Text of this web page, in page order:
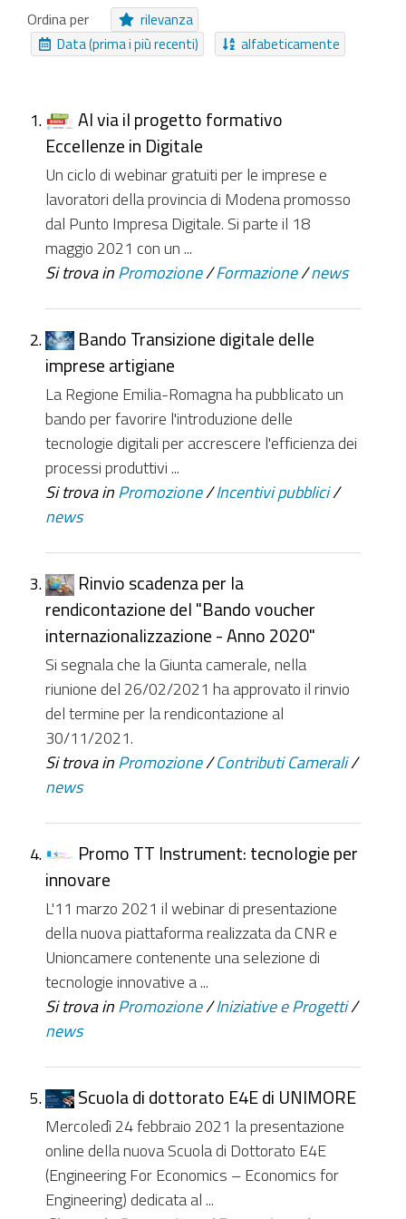
Immagine
Cartella Approfondimento
Cartella
EasyForm
Pagamento Online
Evento
Collezione Inviabile
NUOVI ELEMENTI DA
Da ieri
Nell'ultima settimana
Nell'ultimo mese
Da sempre
Ordina per
rilevanza
Data (prima i più recenti)
alfabeticamente
Al via il progetto formativo
Eccellenze in Digitale
Un ciclo di webinar gratuiti per le imprese e
lavoratori della provincia di Modena promosso
dal Punto Impresa Digitale. Si parte il 18
maggio 2021 con un ...
Si trova in Promozione /Formazione /news
Bando Transizione digitale delle
imprese artigiane
La Regione Emilia-Romagna ha pubblicato un
bando per favorire l'introduzione delle
tecnologie digitali per accrescere l'efficienza dei
processi produttivi ...
Si trova in Promozione /Incentivi pubblici /
news
Rinvio scadenza per la
rendicontazione del "Bando voucher
internazionalizzazione - Anno 2020"
Si segnala che la Giunta camerale, nella
riunione del 26/02/2021 ha approvato il rinvio
del termine per la rendicontazione al
30/11/2021.
Si trova in Promozione /Contributi Camerali /
news
Promo TT Instrument: tecnologie per
innovare
L'11 marzo 2021 il webinar di presentazione
della nuova piattaforma realizzata da CNR e
Unioncamere contenente una selezione di
tecnologie innovative a ...
Si trova in Promozione /Iniziative e Progetti /
news
Scuola di dottorato E4E di UNIMORE
Mercoledì 24 febbraio 2021 la presentazione
online della nuova Scuola di Dottorato E4E
(Engineering For Economics – Economics for
Engineering) dedicata al ...